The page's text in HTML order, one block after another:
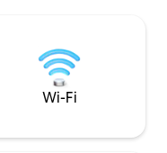
Wi-Fi